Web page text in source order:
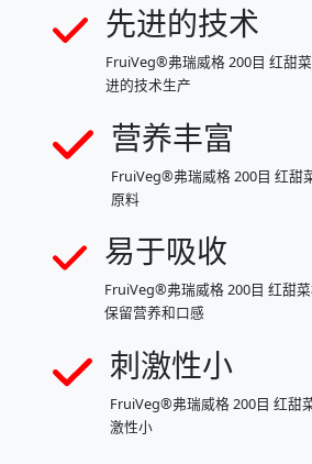
先进的技术
FruiVeg®弗瑞威格 200目 红甜
进的技术生产
营养丰富
FruiVeg®弗瑞威格 200目 红甜
原料
易于吸收
FruiVeg®弗瑞威格 200目 红甜
保留营养和口感
刺激性小
FruiVeg®弗瑞威格 200目 红甜
激性小